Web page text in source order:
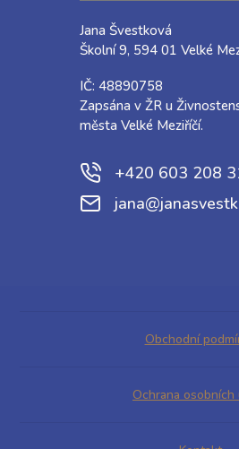
Jana Švestková
Školní 9, 594 01 Velké
IČ: 48890758
Zapsána v ŽR u
města Velké Meziříčí.
+420 603 208
Obchodní
Ochrana osobních